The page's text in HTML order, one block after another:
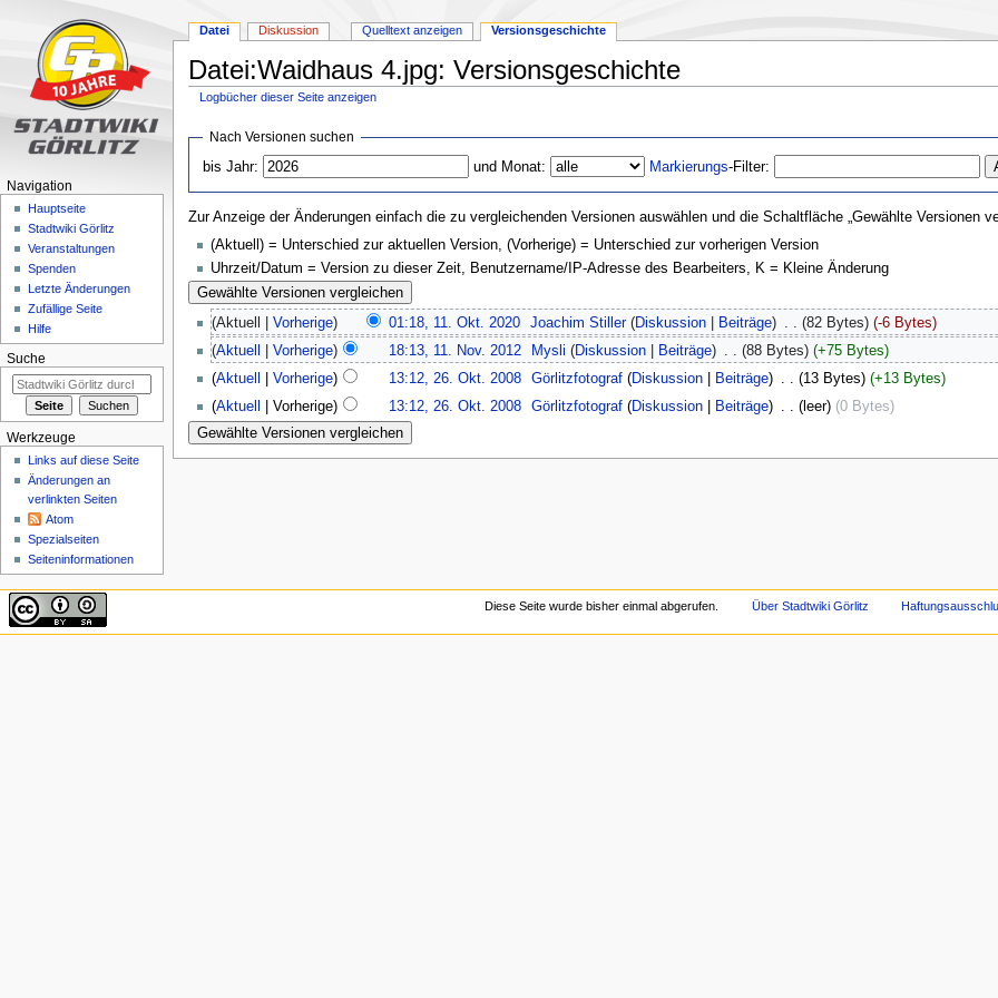
Datei:Waidhaus 4.jpg: Versionsgeschichte
Logbücher dieser Seite anzeigen
springen
springen
Nach Versionen suchen
bis Jahr:
und Monat: Markierungs-Filter:
Zur Anzeige der Änderungen einfach die zu vergleichenden Versionen auswählen und die Schaltfläche „Gewählte Versionen
(Aktuell) = Unterschied zur aktuellen Version, (Vorherige) = Unterschied zur vorherigen Version
Uhrzeit/Datum = Version zu dieser Zeit, Benutzername/IP-Adresse des Bearbeiters, K = Kleine Änderung
(Aktuell | Vorherige) 01:18, 11. Okt. 2020‎ Joachim Stiller (Diskussion Beiträge) (82 Bytes) (-6 Bytes)
(Aktuell Vorherige) 18:13, 11. Nov. 2012‎ Mysli (Diskussion Beiträge) . . (88 Bytes) (+75 Bytes)
(Aktuell Vorherige) 13:12, 26. Okt. 2008‎ Görlitzfotograf (Diskussion Beiträge) . . (13 Bytes) (+13 Bytes)
(Aktuell | Vorherige) 13:12, 26. Okt. 2008‎ Görlitzfotograf (Diskussion Beiträge) . . (leer) (0 Bytes)
Datei Diskussion Quelltext anzeigen Versionsgeschichte
Navigation
Hauptseite
Stadtwiki Görlitz
Veranstaltungen
Spenden
Letzte Änderungen
Zufällige Seite
Hilfe
Suche
Werkzeuge
Links auf diese Seite
Änderungen an
verlinkten Seiten
Atom
Spezialseiten
Seiten­informationen
Diese Seite wurde bisher einmal abgerufen. Über Stadtwiki Görlitz